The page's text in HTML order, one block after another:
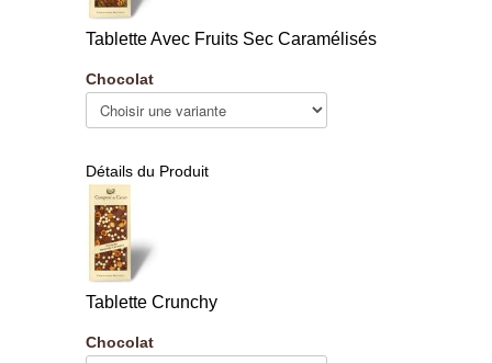
Tablette Avec Fruits Sec Caramélisés
Chocolat
Détails du Produit
Tablette Crunchy
Chocolat